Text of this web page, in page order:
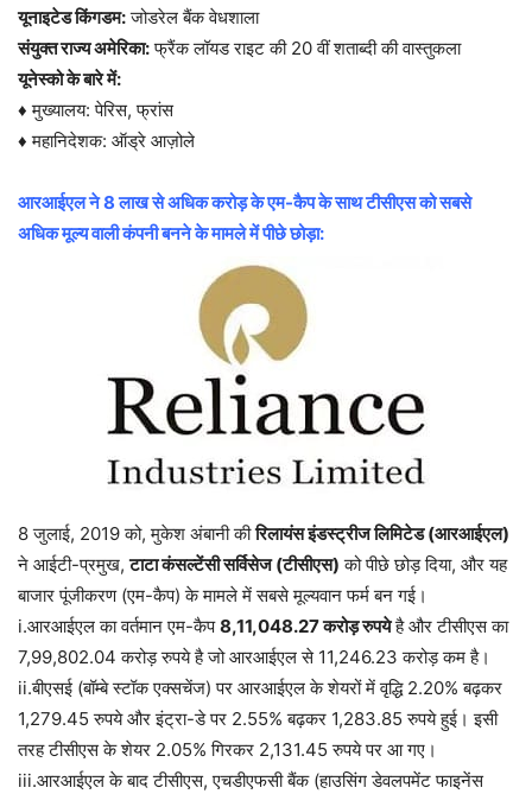
यूनाइटेड किंगडम:जोडरेल बैंक वेधशाला
संयुक्त राज्य अमेरिका:फ्रैंक लॉयड राइट की 20 वीं शताब्दी की वास्तुकला
यूनेस्को के बारे में:
♦ मुख्यालय: पेरिस, फ्रांस
♦ महानिदेशक: ऑड्रे आज़ोले
आरआईएल ने 8 लाख से अधिक करोड़ के एम-कैप के साथ टीसीएस को सबसे
अधिक मूल्य वाली कंपनी बनने के मामले में पीछे छोड़ा:
8 जुलाई, 2019 को, मुकेश अंबानी कीरिलायंस इंडस्ट्रीज लिमिटेड (आरआईएल)
ने आईटी-प्रमुख,टाटा कंसल्टेंसी सर्विसेज (टीसीएस) को पीछे छोड़ दिया, और यह
बाजार पूंजीकरण (एम-कैप) के मामले में सबसे मूल्यवान फर्म बन गई।
i.आरआईएल का वर्तमान एम-कैप8,11,048.27 करोड़ रुपयेहै और टीसीएस का
7,99,802.04 करोड़ रुपये है जो आरआईएल से 11,246.23 करोड़ कम है।
ii.बीएसई (बॉम्बे स्टॉक एक्सचेंज) पर आरआईएल के शेयरों में वृद्धि 2.20% बढ़कर
1,279.45 रुपये और इंट्रा-डे पर 2.55% बढ़कर 1,283.85 रुपये हुई। इसी
तरह टीसीएस के शेयर 2.05% गिरकर 2,131.45 रुपये पर आ गए।
iii.आरआईएल के बाद टीसीएस, एचडीएफसी बैंक (हाउसिंग डेवलपमेंट फाइनेंस